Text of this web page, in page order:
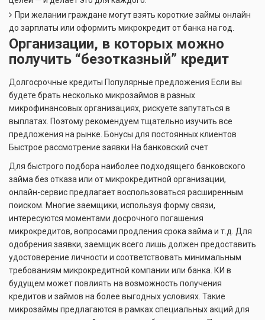
При желании граждане могут взять короткие займы онлайн
до зарплаты или оформить микрокредит от банка на год.
Организации, в которых можно
получить “безотказный” кредит
Долгосрочные кредиты Популярные предложения Если вы
будете брать несколько микрозаймов в разных
микрофинансовых организациях, рискуете запутаться в
выплатах. Поэтому рекомендуем тщательно изучить все
предложения на рынке. Бонусы для постоянных клиентов
Быстрое рассмотрение заявки На банковский счет
Для быстрого подбора наиболее подходящего банковского
займа без отказа или от микрокредитной организации,
онлайн-сервис предлагает воспользоваться расширенным
поиском. Многие заемщики, используя форму связи,
интересуются моментами досрочного погашения
микрокредитов, вопросами продления срока займа и т.д. Для
одобрения заявки, заемщик всего лишь должен предоставить
удостоверение личности и соответствовать минимальным
требованиям микрокредитной компании или банка. КИ в
будущем может повлиять на возможность получения
кредитов и займов на более выгодных условиях. Такие
микрозаймы предлагаются в рамках специальных акций для